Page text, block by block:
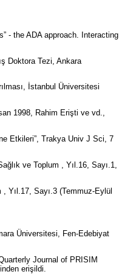
- the ADA approach. Interacting
Doktora Tezi, Ankara
İstanbul Üniversitesi
1998, Rahim Erişti ve vd.,
Etkileri”, Trakya Univ J Sci, 7
ve Toplum , Yıl.16, Sayı.1,
Yıl.17, Sayı.3 (Temmuz-Eylül
Üniversitesi, Fen-Edebiyat
Journal of PRISIM
erişildi.